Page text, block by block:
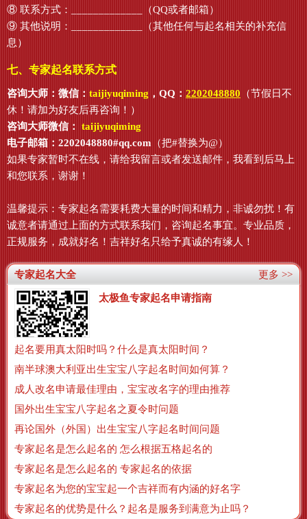
⑧ 联系方式：_____________（QQ或者邮箱）
⑨ 其他说明：_____________（其他任何与起名相关的补充信
息）
七、专家起名联系方式
咨询大师：微信： taijiyuqiming ，QQ： 2202048880 （节假日不
休！请加为好友后再咨询！）
咨询大师微信： taijiyuqiming
电子邮箱：2202048880#qq.com （把#替换为@）
如果专家暂时不在线，请给我留言或者发送邮件，我看到后马上
和您联系，谢谢！
温馨提示：专家起名需要耗费大量的时间和精力，非诚勿扰！有
诚意者请通过上面的方式联系我们，咨询起名事宜。专业品质，
正规服务，成就好名！吉祥好名只给予真诚的有缘人！
更多 >>
专家起名大全
太极鱼专家起名申请指南
起名要用真太阳时吗？什么是真太阳时间？
南半球澳大利亚出生宝宝八字起名时间如何算？
成人改名申请最佳理由，宝宝改名字的理由推荐
国外出生宝宝八字起名之夏令时问题
再论国外（外国）出生宝宝八字起名时间问题
专家起名是怎么起名的 怎么根据五格起名的
专家起名是怎么起名的 专家起名的依据
专家起名为您的宝宝起一个吉祥而有内涵的好名字
专家起名的优势是什么？起名是服务到满意为止吗？